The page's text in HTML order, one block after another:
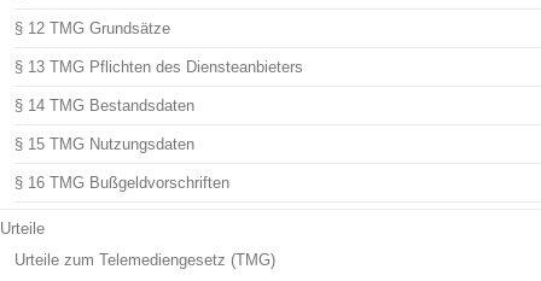
§ 12 TMG Grundsätze
§ 13 TMG Pflichten des Diensteanbieters
§ 14 TMG Bestandsdaten
§ 15 TMG Nutzungsdaten
§ 16 TMG Bußgeldvorschriften
Urteile
Urteile zum Telemediengesetz (TMG)